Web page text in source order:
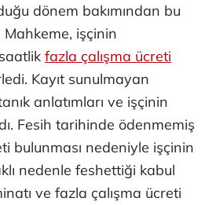
dönem bakımından bu
Mahkeme, işçinin
fazla çalışma ücreti
Kayıt sunulmayan
anlatımları ve işçinin
Fesih tarihinde ödenmemiş
bulunması nedeniyle işçinin
nedenle feshettiği kabul
ve fazla çalışma ücreti